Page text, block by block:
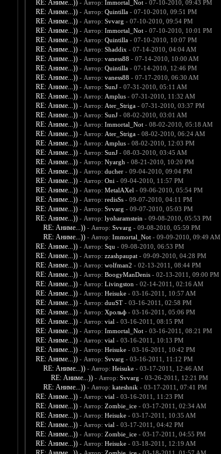
RE: Аниме...)) - Автор: Immortal_Not- 07-10-2010, 09:43 PM
RE: Аниме...)) - Автор: Quintilla- 07-10-2010, 09:51 PM
RE: Аниме...)) - Автор: Svvarg - 07-10-2010, 09:54 PM
RE: Аниме...)) - Автор: Immortal_Not- 07-10-2010, 10:01 PM
RE: Аниме...)) - Автор: Quintilla- 07-10-2010, 10:07 PM
RE: Аниме...)) - Автор: Shaddix - 07-14-2010, 04:04 AM
RE: Аниме...)) - Автор: vaness88 - 07-14-2010, 10:00 AM
RE: Аниме...)) - Автор: Quintilla- 07-14-2010, 12:46 PM
RE: Аниме...)) - Автор: vaness88 - 07-17-2010, 06:30 AM
RE: Аниме...)) - Автор: SunJ- 07-31-2010, 05:11 AM
RE: Аниме...)) - Автор: Amplus- 07-31-2010, 11:32 AM
RE: Аниме...)) - Автор: Ater_Striga- 07-31-2010, 03:37 PM
RE: Аниме...)) - Автор: SunJ- 08-02-2010, 03:01 AM
RE: Аниме...)) - Автор: Immortal_Not- 08-02-2010, 05:18 AM
RE: Аниме...)) - Автор: Ater_Striga- 08-02-2010, 06:24 AM
RE: Аниме...)) - Автор: Amplus- 08-02-2010, 12:03 PM
RE: Аниме...)) - Автор: SunJ- 08-03-2010, 03:45 AM
RE: Аниме...)) - Автор: Nyargh - 08-21-2010, 10:20 PM
RE: Аниме...)) - Автор: ducher- 09-04-2010, 09:04 PM
RE: Аниме...)) - Автор: Oni - 09-04-2010, 11:57 PM
RE: Аниме...)) - Автор: MetalAXel - 09-06-2010, 05:54 PM
RE: Аниме...)) - Автор: redisSs- 09-07-2010, 04:11 PM
RE: Аниме...)) - Автор: Svvarg - 09-07-2010, 05:03 PM
RE: Аниме...)) - Автор: lyoharamstein - 09-08-2010, 05:53 PM
RE: Аниме...)) - Автор: Svvarg - 09-08-2010, 05:59 PM
RE: Аниме...)) - Автор: Immortal_Not- 09-09-2010, 09:49 AM
RE: Аниме...)) - Автор: Squ - 09-08-2010, 06:53 PM
RE: Аниме...)) - Автор: zzashpaupat- 09-09-2010, 04:28 PM
RE: Аниме...)) - Автор: wolfman2 - 02-13-2011, 08:44 PM
RE: Аниме...)) - Автор: BoogyManDenis- 02-13-2011, 09:00 PM
RE: Аниме...)) - Автор: Livingston - 02-14-2011, 02:16 AM
RE: Аниме...)) - Автор: Heisuke- 03-16-2011, 10:57 AM
RE: Аниме...)) - Автор: duuST- 03-16-2011, 02:58 PM
RE: Аниме...)) - Автор: Хрольф- 03-16-2011, 05:06 PM
RE: Аниме...)) - Автор: vial - 03-16-2011, 08:15 PM
RE: Аниме...)) - Автор: Immortal_Not- 03-16-2011, 08:21 PM
RE: Аниме...)) - Автор: vial - 03-16-2011, 10:13 PM
RE: Аниме...)) - Автор: Heisuke- 03-16-2011, 10:42 PM
RE: Аниме...)) - Автор: Svvarg - 03-16-2011, 11:12 PM
RE: Аниме...)) - Автор: Heisuke- 03-17-2011, 12:46 AM
RE: Аниме...)) - Автор: Svvarg - 03-26-2011, 12:21 PM
RE: Аниме...)) - Автор: kateshnik - 03-17-2011, 07:41 PM
RE: Аниме...)) - Автор: vial - 03-16-2011, 11:23 PM
RE: Аниме...)) - Автор: Zombie_ice- 03-17-2011, 02:34 AM
RE: Аниме...)) - Автор: Heisuke- 03-17-2011, 10:35 AM
RE: Аниме...)) - Автор: vial - 03-17-2011, 04:42 PM
RE: Аниме...)) - Автор: Zombie_ice- 03-17-2011, 04:55 PM
RE: Аниме...)) - Автор: Heisuke- 03-18-2011, 12:19 AM